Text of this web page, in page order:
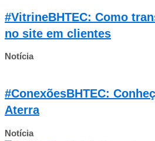
#VitrineBHTEC: Como
no site em clientes
Notícia
#ConexõesBHTEC:
Aterra
Notícia